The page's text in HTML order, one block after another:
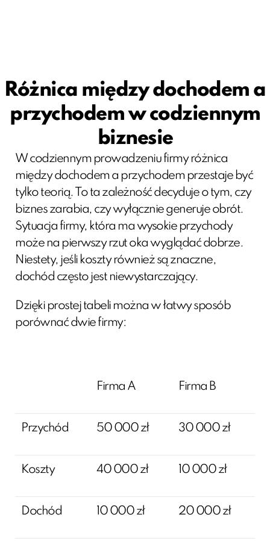
Różnica między dochodem a
przychodem w codziennym
biznesie
W codziennym prowadzeniu firmy różnica
między dochodem a przychodem przestaje być
tylko teorią. To ta zależność decyduje o tym, czy
biznes zarabia, czy wyłącznie generuje obrót.
Sytuacja firmy, która ma wysokie przychody
może na pierwszy rzut oka wyglądać dobrze.
Niestety, jeśli koszty również są znaczne,
dochód często jest niewystarczający.
Dzięki prostej tabeli można w łatwy sposób
porównać dwie firmy:
Firma A Firma B
Przychód 50 000 zł 30 000 zł
Koszty 40 000 zł 10 000 zł
Dochód 10 000 zł 20 000 zł